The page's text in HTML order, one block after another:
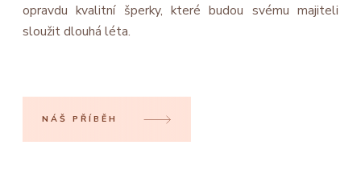
opravdu kvalitní šperky, které budou svému majiteli
sloužit dlouhá léta.
NÁŠ PŘÍBĚH